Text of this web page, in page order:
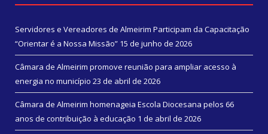
Servidores e Vereadores de Almeirim Participam da Capacitação
“Orientar é a Nossa Missão” 15 de junho de 2026
Câmara de Almeirim promove reunião para ampliar acesso à
energia no município 23 de abril de 2026
Câmara de Almeirim homenageia Escola Diocesana pelos 66
anos de contribuição à educação 1 de abril de 2026